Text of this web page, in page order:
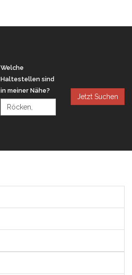
Welche
Haltestellen sind
in meiner Nähe?
Jetzt Suchen